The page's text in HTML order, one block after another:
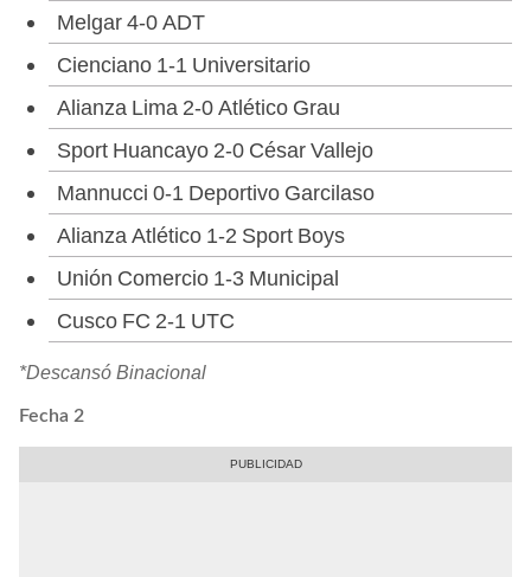
Melgar 4-0 ADT
Cienciano 1-1 Universitario
Alianza Lima 2-0 Atlético Grau
Sport Huancayo 2-0 César Vallejo
Mannucci 0-1 Deportivo Garcilaso
Alianza Atlético 1-2 Sport Boys
Unión Comercio 1-3 Municipal
Cusco FC 2-1 UTC
*Descansó Binacional
Fecha 2